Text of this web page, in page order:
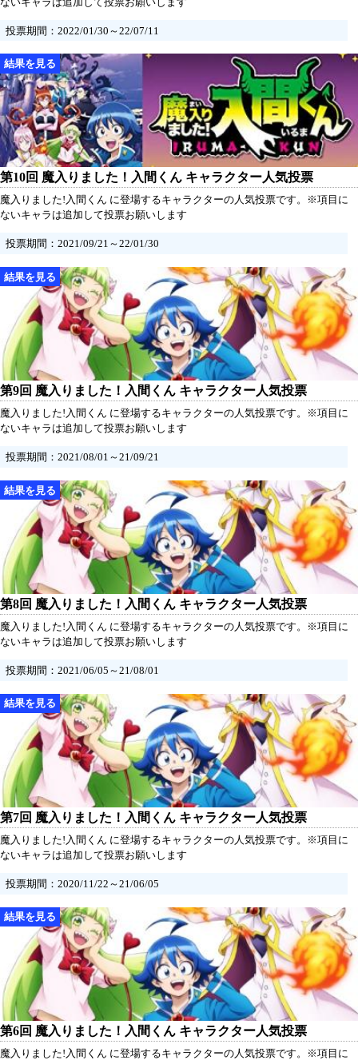
投票期間：2022/01/30～22/07/11
第10回 魔入りました！入間くん キャラクター人気投票
魔入りました!入間くん に登場するキャラクターの人気投票です。※項目に
ないキャラは追加して投票お願いします
投票期間：2021/09/21～22/01/30
第9回 魔入りました！入間くん キャラクター人気投票
魔入りました!入間くん に登場するキャラクターの人気投票です。※項目に
ないキャラは追加して投票お願いします
投票期間：2021/08/01～21/09/21
第8回 魔入りました！入間くん キャラクター人気投票
魔入りました!入間くん に登場するキャラクターの人気投票です。※項目に
ないキャラは追加して投票お願いします
投票期間：2021/06/05～21/08/01
第7回 魔入りました！入間くん キャラクター人気投票
魔入りました!入間くん に登場するキャラクターの人気投票です。※項目に
ないキャラは追加して投票お願いします
投票期間：2020/11/22～21/06/05
第6回 魔入りました！入間くん キャラクター人気投票
魔入りました!入間くん に登場するキャラクターの人気投票です。※項目に